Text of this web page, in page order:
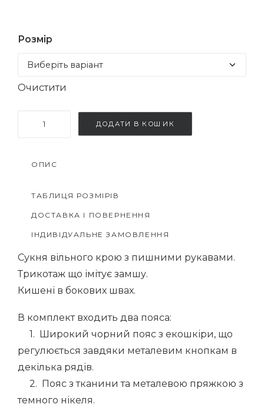
Розмір
Очистити
поясом
ДОДАТИ В КОШИК
ОПИС
ТАБЛИЦЯ РОЗМІРІВ
ДОСТАВКА І ПОВЕРНЕННЯ
ІНДИВІДУАЛЬНЕ ЗАМОВЛЕННЯ
Сукня вільного крою з пишними рукавами.
Трикотаж що імітує замшу.
Кишені в бокових швах.
В комплект входить два пояса:
1. Широкий чорний пояс з екошкіри, що
регулюється завдяки металевим кнопкам в
декілька рядів.
2. Пояс з тканини та металевою пряжкою з
темного нікеля.